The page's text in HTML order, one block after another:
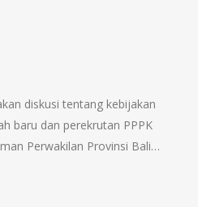
diskusi tentang kebijakan
baru dan perekrutan PPPK
Perwakilan Provinsi Bali…